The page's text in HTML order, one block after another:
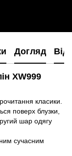
Догляд
XW999
класики.
поверх блузки,
шар одягу
сучасним